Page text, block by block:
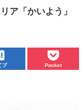
ア「かいよう」
ブ Pocket